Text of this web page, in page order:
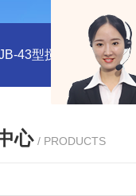
43型搅拌器 JB-
心 / PRODUCTS